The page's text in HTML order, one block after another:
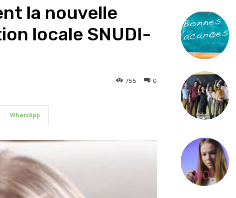
la nouvelle
locale SNUDI-
0
755
WhatsApp